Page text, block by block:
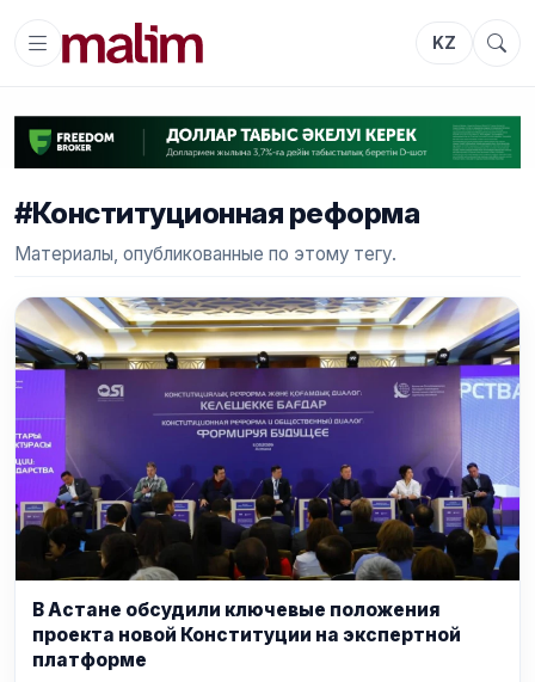
KZ
#Конституционная реформа
Материалы, опубликованные по этому тегу.
В Астане обсудили ключевые положения
проекта новой Конституции на экспертной
платформе